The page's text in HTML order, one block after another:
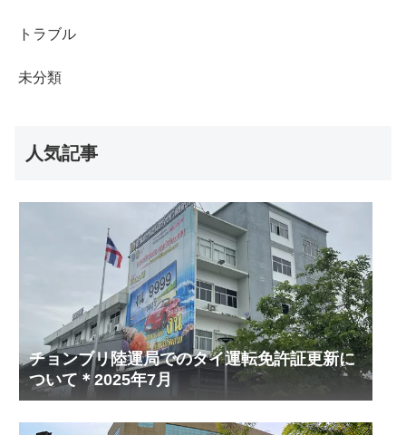
トラブル
未分類
人気記事
チョンブリ陸運局でのタイ運転免許証更新に
ついて＊2025年7月